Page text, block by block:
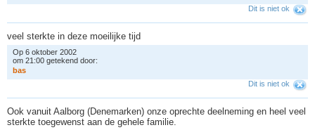
Dit is niet ok
veel sterkte in deze moeilijke tijd
Op 6 oktober 2002
om 21:00 getekend door:
bas
Dit is niet ok
Ook vanuit Aalborg (Denemarken) onze oprechte deelneming en heel veel
sterkte toegewenst aan de gehele familie.